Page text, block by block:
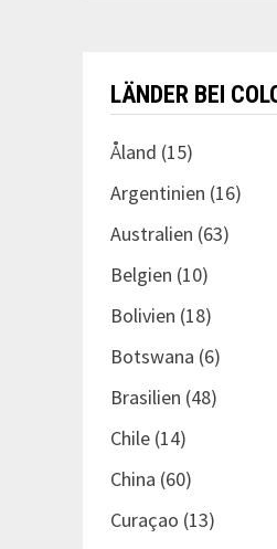
LÄNDER BEI
Åland (15)
Argentinien (16)
Australien (63)
Belgien (10)
Bolivien (18)
Botswana (6)
Brasilien (48)
Chile(14)
China (60)
Curaçao (13)